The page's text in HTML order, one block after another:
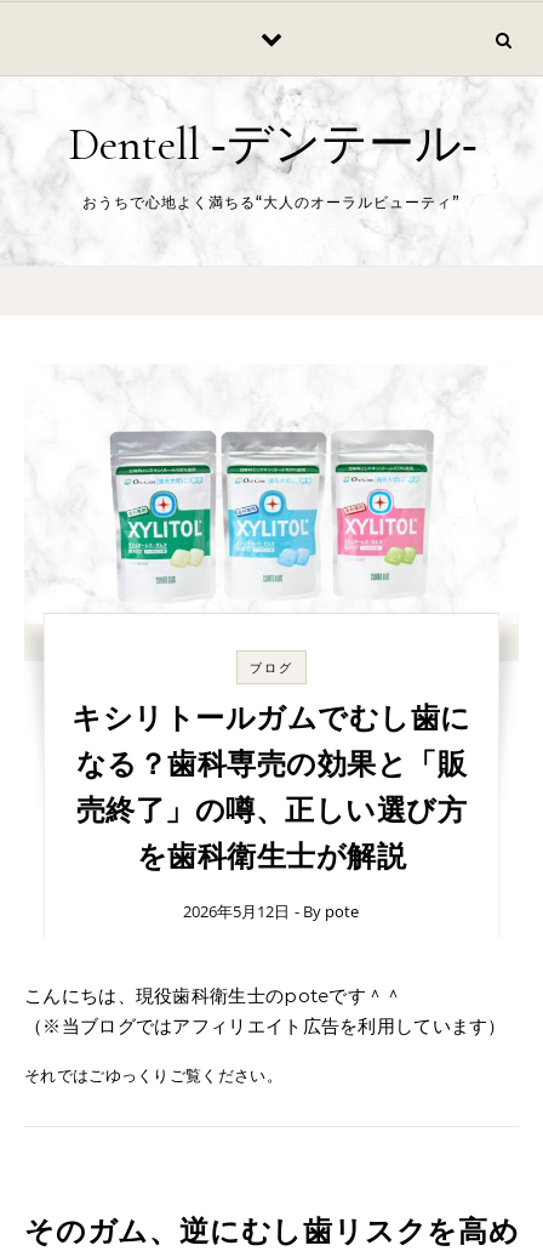
Dentell ‐デンテール‐
おうちで心地よく満ちる“大人のオーラルビューティ”
ブログ
キシリトールガムでむし歯に
なる？歯科専売の効果と「販
売終了」の噂、正しい選び方
を歯科衛生士が解説
2026年5月12日 - By pote
こんにちは、現役歯科衛生士のpoteです＾＾
（※当ブログではアフィリエイト広告を利用しています）
それではごゆっくりご覧ください。
そのガム、逆にむし歯リスクを高め